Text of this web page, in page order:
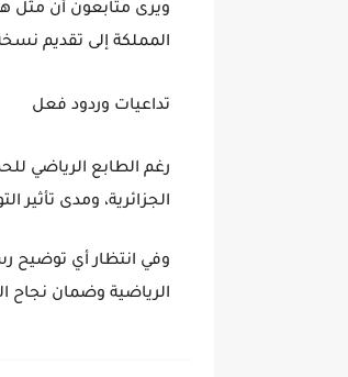
ويرى متابعون أن مثل
المملكة إلى تقديم
تداعيات وردود فعل
رغم الطابع الرياضي
الجزائرية، ومدى تأثير
وفي انتظار أي توضيح
الرياضية وضمان نجاح